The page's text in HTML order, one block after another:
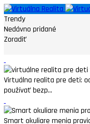
Trendy
Nedávno pridané
Zoradiť
Virtuálna realita pre deti:
používať bezp...
Smart okuliare menia